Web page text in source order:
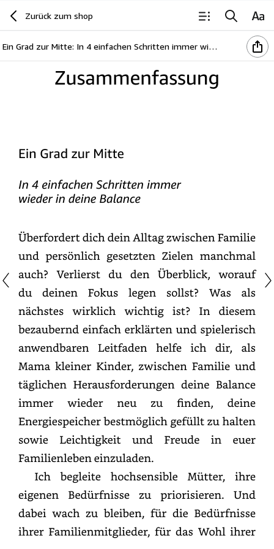
Zurück zum shop
Ein Grad zur Mitte: In 4 einfachen Schritten immer wieder in deine Balance
Ein Grad zur Mitte
In 4 einfachen Schritten
immer
wieder
in deine Balance
Überfordert dich dein Alltag zwischen Familie
persönlich gesetzten Zielen manchmal
Verlierst du den Überblick,
du deinen Fokus legen sollst? Was als
nächstes wirklich wichtig ist? In diesem
bezaubernd einfach erklärten spielerisch
anwendbaren Leitfaden helfe ich dir, als
Mama kleiner Kinder, zwischen Familie
täglichen Herausforderungen deine Balance
immer wieder finden, deine
Energiespeicher bestmöglich gefüllt halten
Leichtigkeit Freude in
Familienleben einzuladen.
Ich begleite hochsensible Mütter, ihre
eigenen Bedürfnisse priorisieren. Und
dabei bleiben, für die Bedürfnisse
ihrer Familienmitglieder, für das Wohl ihrer